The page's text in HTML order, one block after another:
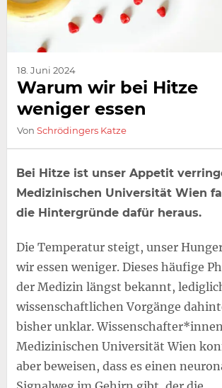
18. Juni 2024
Warum wir bei Hitze
weniger essen
Von Schrödingers Katze
Bei Hitze ist unser Appetit
Medizinischen Universität Wien
die Hintergründe dafür heraus.
Die Temperatur steigt, unser
wir essen weniger. Dieses häufige
der Medizin längst bekannt,
wissenschaftlichen Vorgänge
bisher unklar.
Medizinischen Universität Wien
aber beweisen, dass es einen